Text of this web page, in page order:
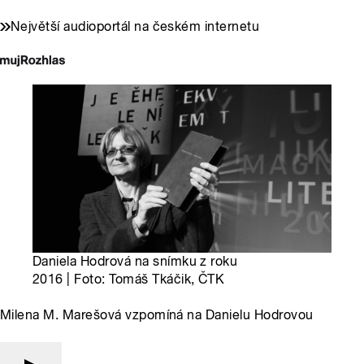
Největší audioportál na českém internetu
Daniela Hodrová na snímku z roku
2016 | Foto: Tomáš Tkáčik, ČTK
Milena M. Marešová vzpomíná na Danielu Hodrovou